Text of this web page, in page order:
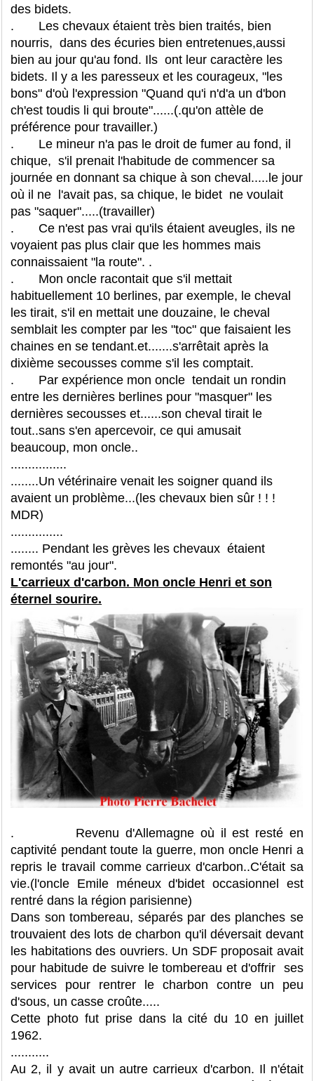
des bidets.
. Les chevaux étaient très bien traités, bien
nourris, dans des écuries bien entretenues,aussi
bien au jour qu'au fond. Ils ont leur caractère les
bidets. Il y a les paresseux et les courageux, "les
bons" d'où l'expression "Quand qu'i n'd'a un d'bon
ch'est toudis li qui broute"......(.qu'on attèle de
préférence pour travailler.)
. Le mineur n'a pas le droit de fumer au fond, il
chique, s'il prenait l'habitude de commencer sa
journée en donnant sa chique à son cheval.....le jour
où il ne l'avait pas, sa chique, le bidet ne voulait
pas "saquer".....(travailler)
. Ce n'est pas vrai qu'ils étaient aveugles, ils ne
voyaient pas plus clair que les hommes mais
connaissaient "la route". .
. Mon oncle racontait que s'il mettait
habituellement 10 berlines, par exemple, le cheval
les tirait, s'il en mettait une douzaine, le cheval
semblait les compter par les "toc" que faisaient les
chaines en se tendant.et.......s'arrêtait après la
dixième secousses comme s'il les comptait.
. Par expérience mon oncle tendait un rondin
entre les dernières berlines pour "masquer" les
dernières secousses et......son cheval tirait le
tout..sans s'en apercevoir, ce qui amusait
beaucoup, mon oncle..
................
........Un vétérinaire venait les soigner quand ils
avaient un problème...(les chevaux bien sûr ! ! !
MDR)
...............
........ Pendant les grèves les chevaux étaient
remontés "au jour".
L'carrieux d'carbon. Mon oncle Henri et son
éternel sourire.
. Revenu d'Allemagne où il est resté en
captivité pendant toute la guerre, mon oncle Henri a
repris le travail comme carrieux d'carbon..C'était sa
vie.(l'oncle Emile méneux d'bidet occasionnel est
rentré dans la région parisienne)
Dans son tombereau, séparés par des planches se
trouvaient des lots de charbon qu'il déversait devant
les habitations des ouvriers. Un SDF proposait avait
pour habitude de suivre le tombereau et d'offrir ses
services pour rentrer le charbon contre un peu
d'sous, un casse croûte.....
Cette photo fut prise dans la cité du 10 en juillet
1962.
...........
Au 2, il y avait un autre carrieux d'carbon. Il n'était